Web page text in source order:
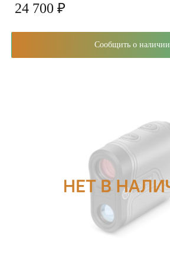
24 700 ₽
Сообщить о наличии